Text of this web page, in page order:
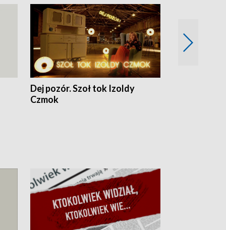
Dej pozór. Szoł tok Izoldy
Czmok